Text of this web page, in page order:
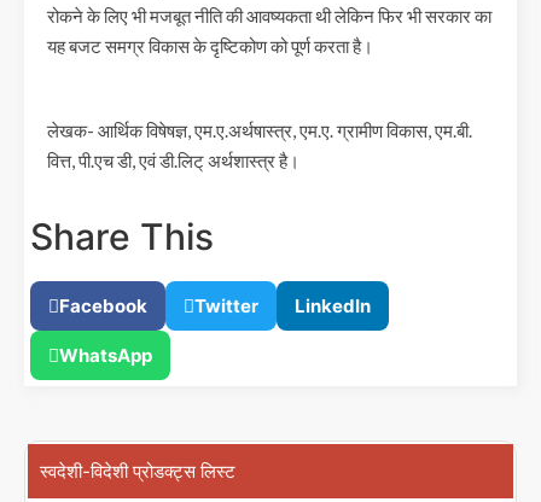
रोकने के लिए भी मजबूत नीति की आवष्यकता थी लेकिन फिर भी सरकार का
यह बजट समग्र विकास के दृष्टिकोण को पूर्ण करता है।
लेखक- आर्थिक विषेषज्ञ, एम.ए.अर्थषास्त्र, एम.ए. ग्रामीण विकास, एम.बी.
वित्त, पी.एच डी, एवं डी.लिट् अर्थशास्त्र है।
Share This
Facebook Twitter LinkedIn
WhatsApp
स्वदेशी-विदेशी प्रोडक्ट्स लिस्ट